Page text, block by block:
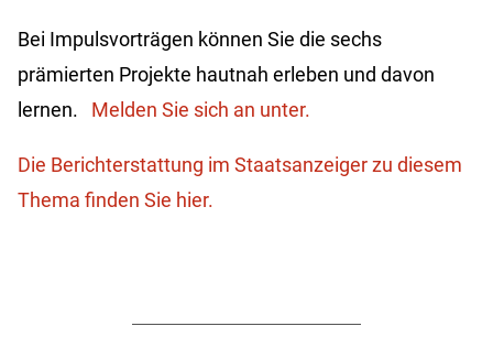
Bei Impulsvorträgen können Sie die sechs
prämierten Projekte hautnah erleben und davon
lernen.
Melden Sie sich an unter.
Die Berichterstattung im Staatsanzeiger zu diesem
Thema finden Sie hier.